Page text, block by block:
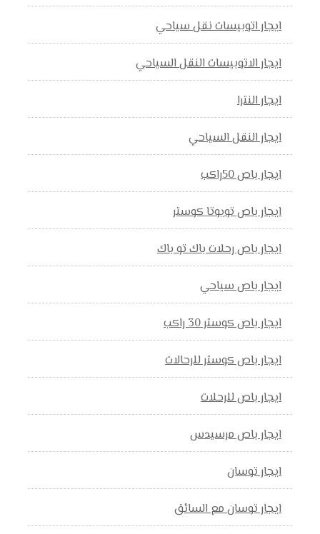
ايجار اتوبيسات نقل سياحي
ايجار الاتوبيسات النقل السياحي
ايجار النترا
ايجار النقل السياحي
ايجار باص 50راكب
ايجار باص تويوتا كوستر
ايجار باص رحلات باك تو باك
ايجار باص سياحي
ايجار باص كوستر 30 راكب
ايجار باص كوستر للرحالات
ايجار باص للرحلات
ايجار باص مرسيدس
ايجار توسان
ايجار توسان مع السائق